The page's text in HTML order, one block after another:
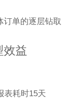
单的逐层钻取
效益
表耗时15天